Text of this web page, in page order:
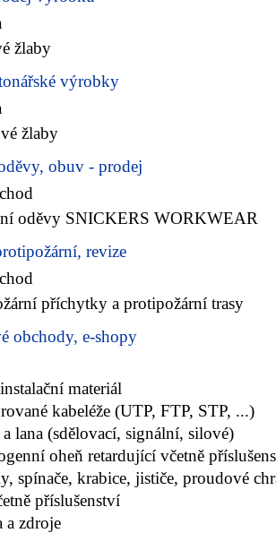
žlaby
výrobky
žlaby
obuv - prodej
oděvy SNICKERS WORKWEAR
revize
příchytky a protipožární trasy
obchody, e-shopy
materiál
kabeléže (UTP, FTP, STP, ...)
lana (sdělovací, signální, silové)
oheň retardující včetně
spínače, krabice, jističe, proudové
příslušenství
a zdroje